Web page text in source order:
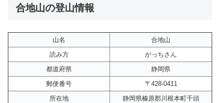
合地山の登山情報
山名
合地山
読み方
がっちさん
都道府県
静岡県
郵便番号
〒428-0411
所在地
静岡県榛原郡川根本町千頭